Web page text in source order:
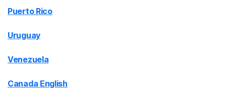
Puerto Rico
Uruguay
Venezuela
Canada English